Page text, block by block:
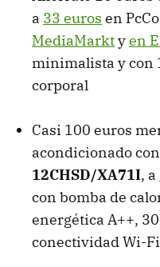
a 33 euros en
MediaMarktyen
minimalista y con
corporal
Casi 100 euros
acondicionado
12CHSD/XA71I, a
con bomba de
energética A++,
conectividad Wi-Fi